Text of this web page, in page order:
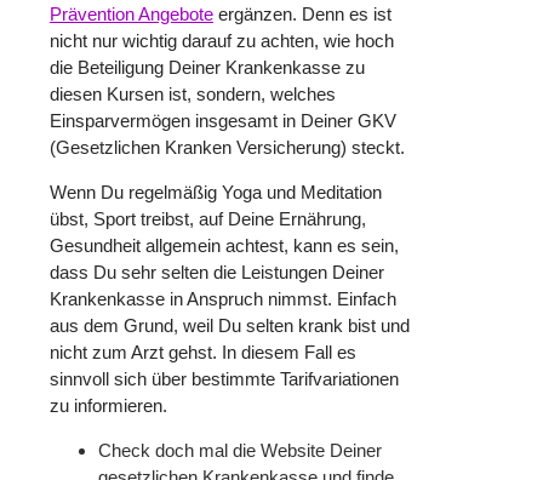
Prävention Angebote ergänzen. Denn es ist
nicht nur wichtig darauf zu achten, wie hoch
die Beteiligung Deiner Krankenkasse zu
diesen Kursen ist, sondern, welches
Einsparvermögen insgesamt in Deiner GKV
(Gesetzlichen Kranken Versicherung) steckt.
Wenn Du regelmäßig Yoga und Meditation
übst, Sport treibst, auf Deine Ernährung,
Gesundheit allgemein achtest, kann es sein,
dass Du sehr selten die Leistungen Deiner
Krankenkasse in Anspruch nimmst. Einfach
aus dem Grund, weil Du selten krank bist und
nicht zum Arzt gehst. In diesem Fall es
sinnvoll sich über bestimmte Tarifvariationen
zu informieren.
Check doch mal die Website Deiner